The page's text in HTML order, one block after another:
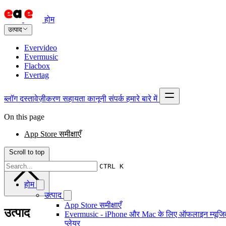
होम
उत्पाद
Evervideo
Evermusic
Flacbox
Evertag
ब्लॉग दस्तावेज़ीकरण सहायता कानूनी संपर्क हमारे बारे में
CTRL K
होम
उत्पाद
App Store समीक्षाएँ
Evermusic - iPhone और Mac के लिए ऑफलाइन
प्लेयर
On this page
App Store समीक्षाएँ
Scroll to top
उत्पाद